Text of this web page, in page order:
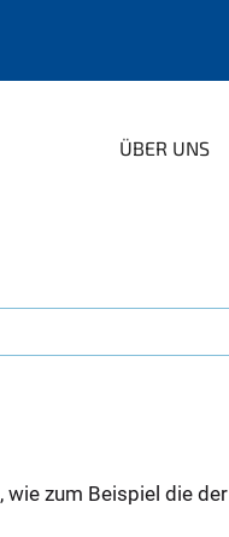
ÜBER UNS
, wie zum Beispiel die der